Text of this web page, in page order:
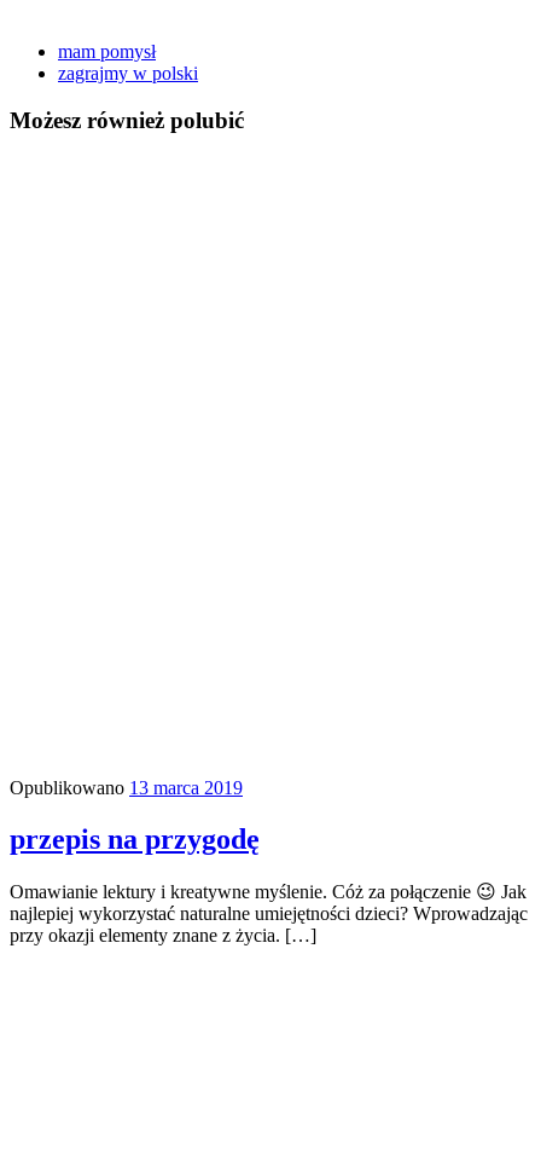
mam pomysł
zagrajmy w polski
Możesz również polubić
Opublikowano 13 marca 2019
przepis na przygodę
Omawianie lektury i kreatywne myślenie. Cóż za połączenie 😉 Jak
najlepiej wykorzystać naturalne umiejętności dzieci? Wprowadzając
przy okazji elementy znane z życia. […]